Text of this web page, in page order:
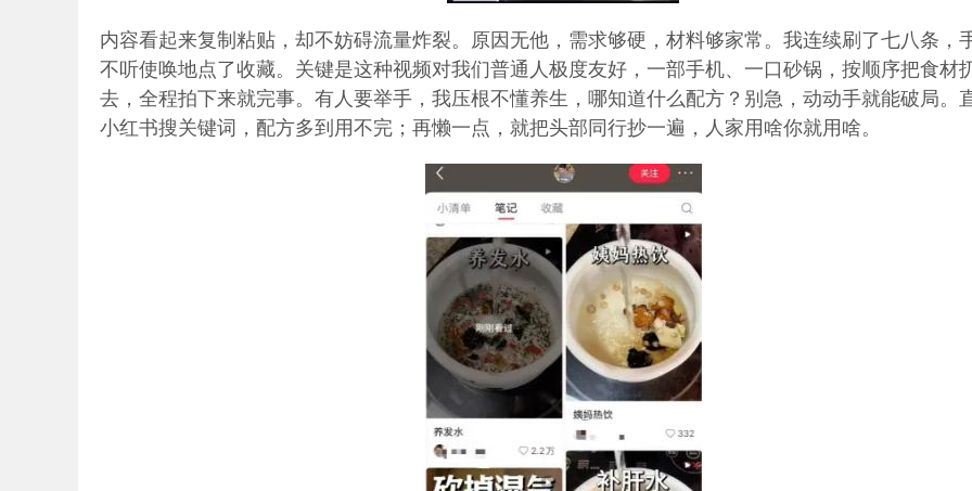
内容看起来复制粘贴，却不妨碍流量炸裂。原因无他，需求够硬，材料够家常。我连续刷了七八条，
不听使唤地点了收藏。关键是这种视频对我们普通人极度友好，一部手机、一口砂锅，按顺序把食材
去，全程拍下来就完事。有人要举手，我压根不懂养生，哪知道什么配方？别急，动动手就能破局。
小红书搜关键词，配方多到用不完；再懒一点，就把头部同行抄一遍，人家用啥你就用啥。